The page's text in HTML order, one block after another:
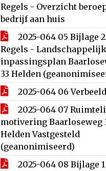
Regels - Overzicht
bedrijf aan huis
2025-064 05 Bijlage
Regels - Landschappelijk
inpassingsplan
33 Helden
2025-064 06
2025-064 07
motivering Baarloseweg
Helden Vastgesteld
(geanonimiseerd)
2025-064 08 Bijlage